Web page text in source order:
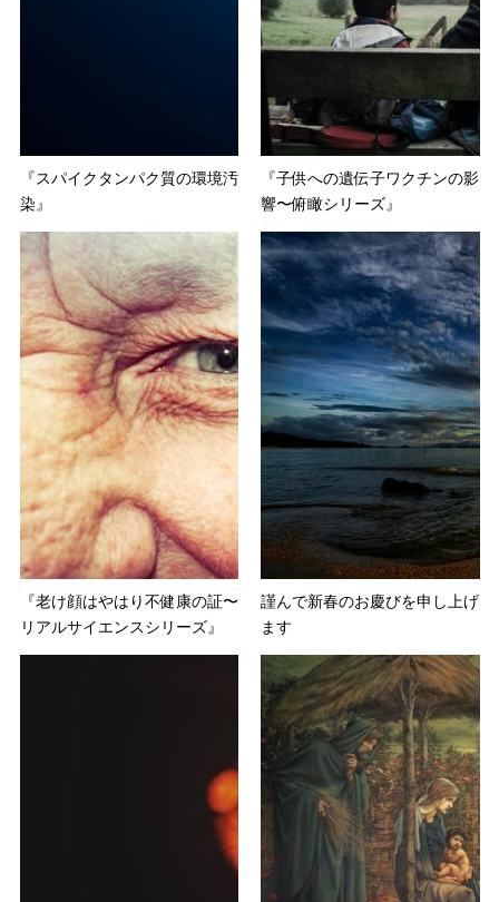
『スパイクタンパク質の環境汚
染』
『子供への遺伝子ワクチンの影
響〜俯瞰シリーズ』
『老け顔はやはり不健康の証〜
リアルサイエンスシリーズ』
謹んで新春のお慶びを申し上げ
ます